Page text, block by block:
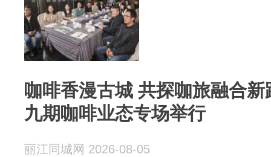
咖啡香漫古城 共探咖旅融合
九期咖啡业态专场举行
丽江同城网 2026-08-05